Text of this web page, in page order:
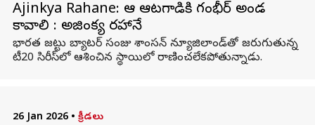
Ajinkya Rahane: ఆ ఆటగాడికి గంభీర్‌ అండ
కావాలి : అజింక్య రహానే
భారత జట్టు బ్యాటర్ సంజు శాంసన్ న్యూజిలాండ్‌తో జరుగుతున్న
టీ20 సిరీస్‌లో ఆశించిన స్థాయిలో రాణించలేకపోతున్నాడు.
26 Jan 2026 • క్రీడలు